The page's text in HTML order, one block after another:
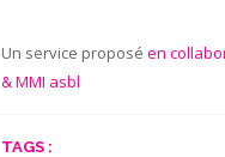
Un service proposé en
& MMI asbl
TAGS :